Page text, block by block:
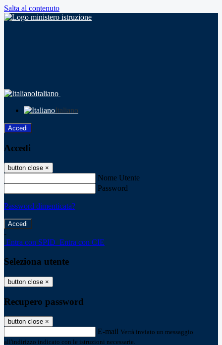
Salta al contenuto
Italiano
Italiano
Accedi
Accedi
button close ×
Nome Utente
Password
Password dimenticata?
-
Entra con SPID Entra con CIE
Seleziona utente
button close ×
Recupero password
button close ×
E-mail Verrà inviato un messaggio
all'indirizzo indicato con le istruzioni necessarie.